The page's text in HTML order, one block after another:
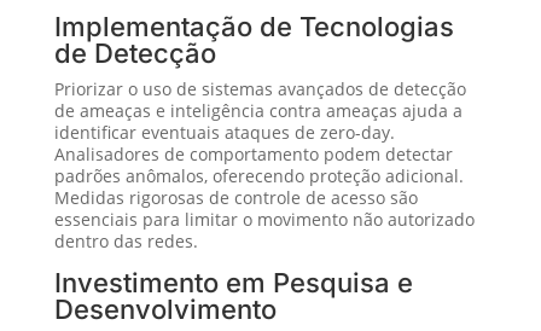
Implementação de Tecnologias
de Detecção
Priorizar o uso de sistemas avançados de detecção
de ameaças e inteligência contra ameaças ajuda a
identificar eventuais ataques de zero-day.
Analisadores de comportamento podem detectar
padrões anômalos, oferecendo proteção adicional.
Medidas rigorosas de controle de acesso são
essenciais para limitar o movimento não autorizado
dentro das redes.
Investimento em Pesquisa e
Desenvolvimento